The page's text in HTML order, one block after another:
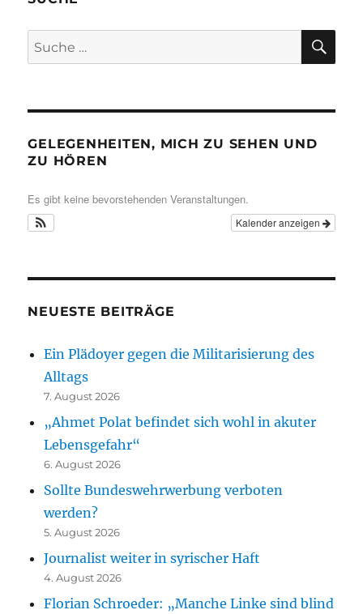
Suche
nach:
GELEGENHEITEN, MICH ZU SEHEN UND
ZU HÖREN
Es gibt keine bevorstehenden Veranstaltungen.
Kalender anzeigen
NEUESTE BEITRÄGE
Ein Plädoyer gegen die Militarisierung des
Alltags
7. August 2026
„Ahmet Polat befindet sich wohl in akuter
Lebensgefahr“
6. August 2026
Sollte Bundeswehrwerbung verboten
werden?
5. August 2026
Journalist weiter in syrischer Haft
4. August 2026
Florian Schroeder: „Manche Linke sind blind